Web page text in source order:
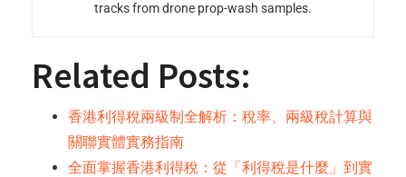
tracks from drone prop-wash samples.
Related Posts:
香港利得稅兩級制全解析：稅率、兩級稅計算與
關聯實體實務指南
全面掌握香港利得稅：從「利得稅是什麼」到實